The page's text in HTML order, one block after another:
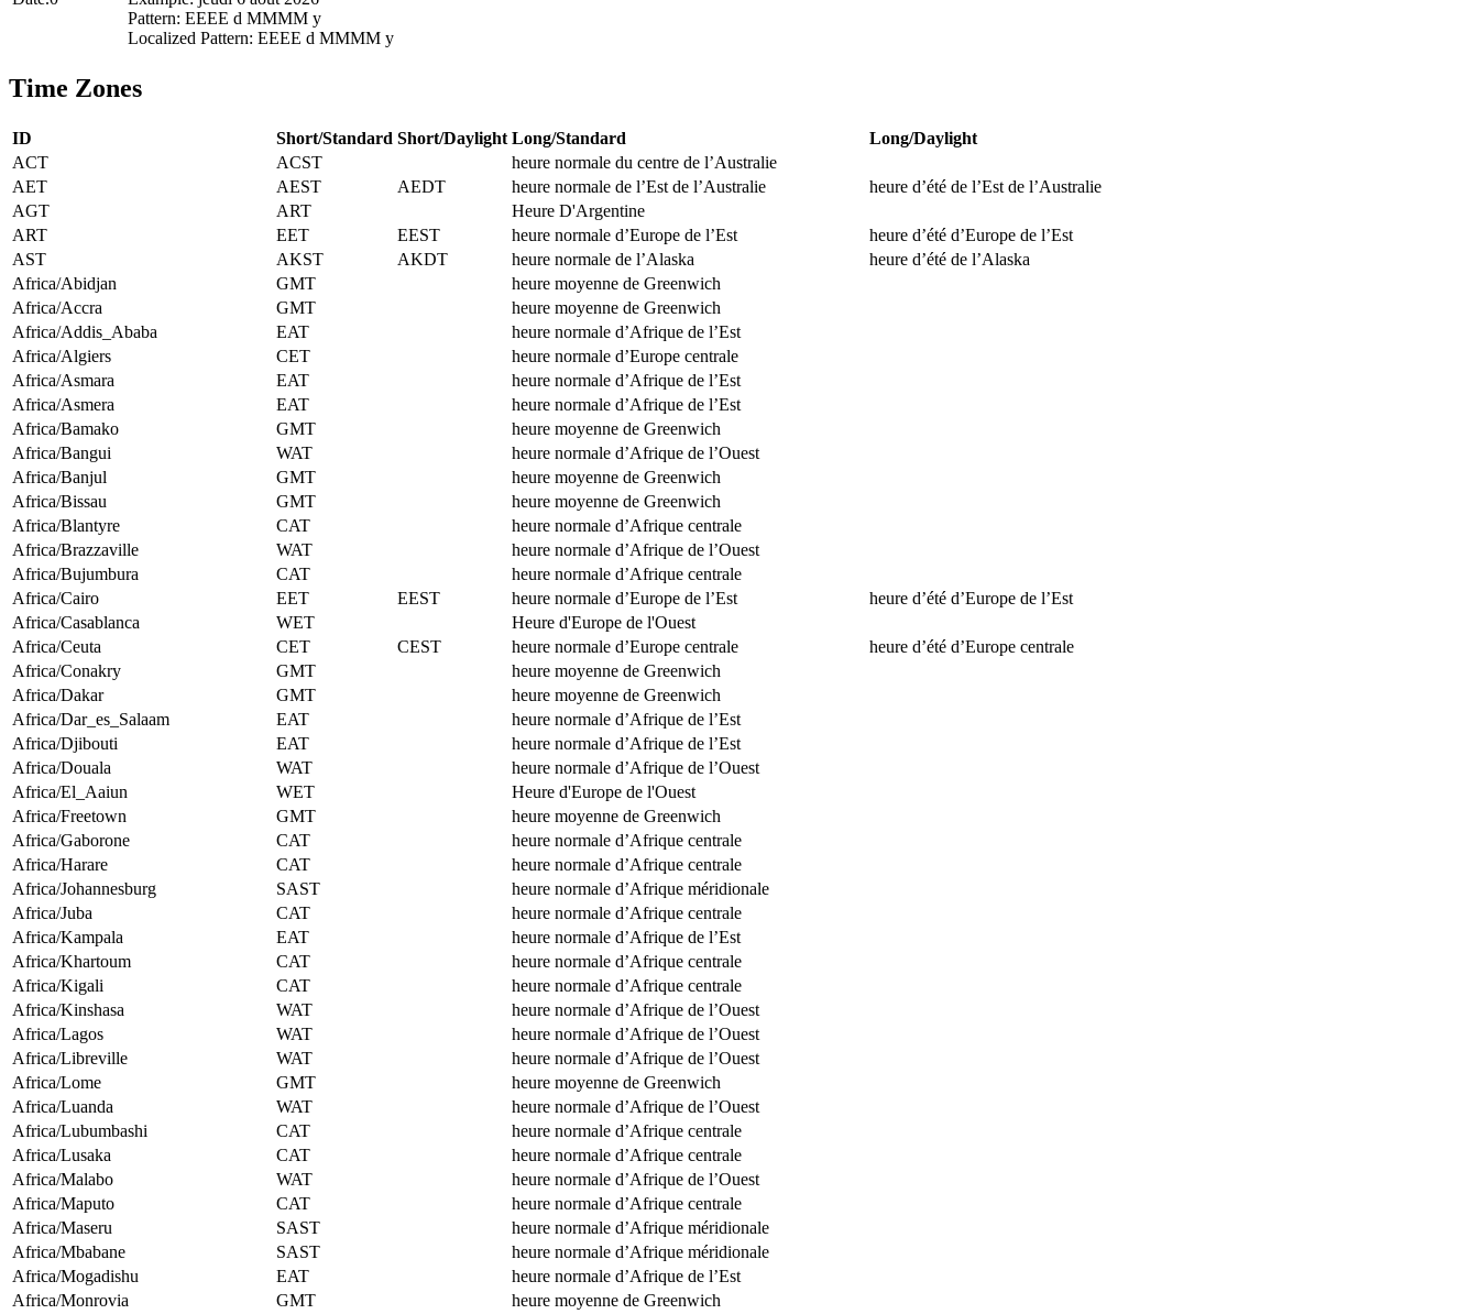
Pattern: EEEE d MMMM y
Localized Pattern: EEEE d MMMM y
Time Zones
ID Short/Standard Short/Daylight Long/Standard
Long/Daylight
ACT
ACST
heure normale du centre de l’Australie
AET
AEST AEDT heure normale de l’Est de l’Australie
heure d’été de l’Est de l’Australie
AGT
ART
Heure D'Argentine
ART
EET EEST heure normale d’Europe de l’Est
heure d’été d’Europe de l’Est
AST
AKST AKDT heure normale de l’Alaska
heure d’été de l’Alaska
Africa/Abidjan
GMT
heure moyenne de Greenwich
Africa/Accra
GMT
heure moyenne de Greenwich
Africa/Addis_Ababa
EAT
heure normale d’Afrique de l’Est
Africa/Algiers
CET
heure normale d’Europe centrale
Africa/Asmara
EAT
heure normale d’Afrique de l’Est
Africa/Asmera
EAT
heure normale d’Afrique de l’Est
Africa/Bamako
GMT
heure moyenne de Greenwich
Africa/Bangui
WAT
heure normale d’Afrique de l’Ouest
Africa/Banjul
GMT
heure moyenne de Greenwich
Africa/Bissau
GMT
heure moyenne de Greenwich
Africa/Blantyre
CAT
heure normale d’Afrique centrale
Africa/Brazzaville
WAT
heure normale d’Afrique de l’Ouest
Africa/Bujumbura
CAT
heure normale d’Afrique centrale
Africa/Cairo
EET EEST heure normale d’Europe de l’Est
heure d’été d’Europe de l’Est
Africa/Casablanca
WET
Heure d'Europe de l'Ouest
Africa/Ceuta
CET CEST heure normale d’Europe centrale
heure d’été d’Europe centrale
Africa/Conakry
GMT
heure moyenne de Greenwich
Africa/Dakar
GMT
heure moyenne de Greenwich
Africa/Dar_es_Salaam
EAT
heure normale d’Afrique de l’Est
Africa/Djibouti
EAT
heure normale d’Afrique de l’Est
Africa/Douala
WAT
heure normale d’Afrique de l’Ouest
Africa/El_Aaiun
WET
Heure d'Europe de l'Ouest
Africa/Freetown
GMT
heure moyenne de Greenwich
Africa/Gaborone
CAT
heure normale d’Afrique centrale
Africa/Harare
CAT
heure normale d’Afrique centrale
Africa/Johannesburg
SAST
heure normale d’Afrique méridionale
Africa/Juba
CAT
heure normale d’Afrique centrale
Africa/Kampala
EAT
heure normale d’Afrique de l’Est
Africa/Khartoum
CAT
heure normale d’Afrique centrale
Africa/Kigali
CAT
heure normale d’Afrique centrale
Africa/Kinshasa
WAT
heure normale d’Afrique de l’Ouest
Africa/Lagos
WAT
heure normale d’Afrique de l’Ouest
Africa/Libreville
WAT
heure normale d’Afrique de l’Ouest
Africa/Lome
GMT
heure moyenne de Greenwich
Africa/Luanda
WAT
heure normale d’Afrique de l’Ouest
Africa/Lubumbashi
CAT
heure normale d’Afrique centrale
Africa/Lusaka
CAT
heure normale d’Afrique centrale
Africa/Malabo
WAT
heure normale d’Afrique de l’Ouest
Africa/Maputo
CAT
heure normale d’Afrique centrale
Africa/Maseru
SAST
heure normale d’Afrique méridionale
Africa/Mbabane
SAST
heure normale d’Afrique méridionale
Africa/Mogadishu
EAT
heure normale d’Afrique de l’Est
Africa/Monrovia
GMT
heure moyenne de Greenwich